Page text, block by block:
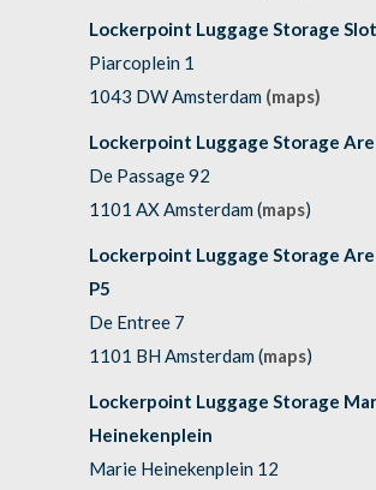
Lockerpoint Luggage Storage
Piarcoplein 1
1043 DW Amsterdam (maps)
Lockerpoint Luggage Storage
De Passage 92
1101 AX Amsterdam (maps)
Lockerpoint Luggage Storage
P5
De Entree 7
1101 BH Amsterdam (maps)
Lockerpoint Luggage Storage
Heinekenplein
Marie Heinekenplein 12